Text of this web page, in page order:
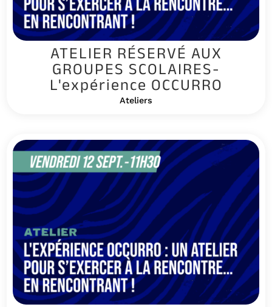
ATELIER RÉSERVÉ AUX
GROUPES SCOLAIRES-
L'expérience OCCURRO
Ateliers